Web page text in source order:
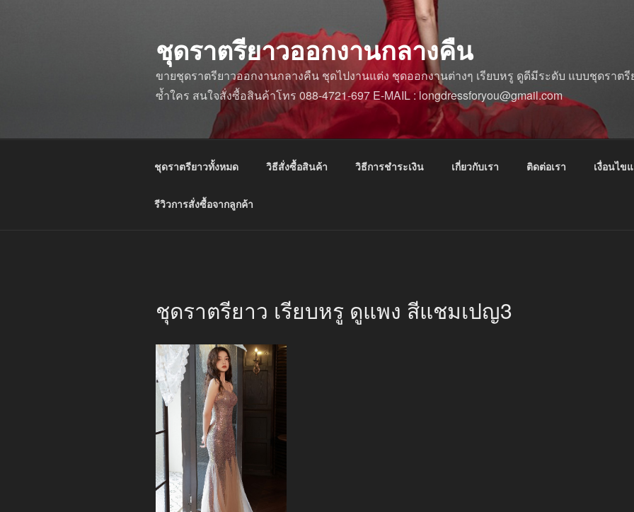
ชุดราตรียาวออกงานกลางคืน
ขายชุดราตรียาวออกงานกลางคืน ชุดไปงานแต่ง ชุดออกงานต่างๆ เรียบหรู ดูดีมีระดับ แบบชุดราต
ซ้ำใคร สนใจสั่งซื้อสินค้าโทร 088-4721-697 E-MAIL : longdressforyou@gmail.com
ชุดราตรียาวทั้งหมด วิธีสั่งซื้อสินค้า วิธีการชำระเงิน เกี่ยวกับเรา ติดต่อเรา เงื่อนไข
รีวิวการสั่งซื้อจากลูกค้า
ชุดราตรียาว เรียบหรู ดูแพง สีแชมเปญ3